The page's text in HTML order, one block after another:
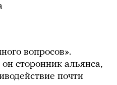
вопросов».
сторонник альянса,
почти